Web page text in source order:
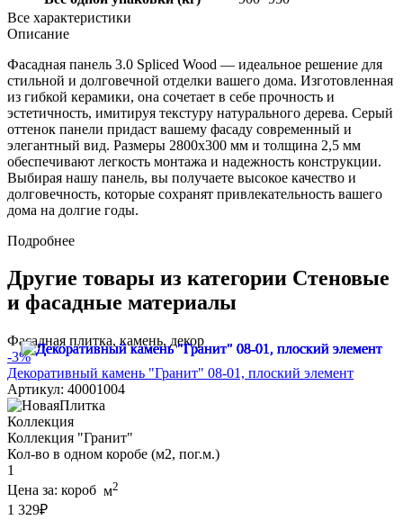
Все характеристики
Описание
Фасадная панель 3.0 Spliced Wood — идеальное решение для
стильной и долговечной отделки вашего дома. Изготовленная
из гибкой керамики, она сочетает в себе прочность и
эстетичность, имитируя текстуру натурального дерева. Серый
оттенок панели придаст вашему фасаду современный и
элегантный вид. Размеры 2800x300 мм и толщина 2,5 мм
обеспечивают легкость монтажа и надежность конструкции.
Выбирая нашу панель, вы получаете высокое качество и
долговечность, которые сохранят привлекательность вашего
дома на долгие годы.
Подробнее
Другие товары из категории Стеновые
и фасадные материалы
Фасадная плитка, камень, декор
-3%
Декоративный камень "Гранит" 08-01, плоский элемент
Артикул: 40001004
Коллекция
Коллекция "Гранит"
Кол-во в одном коробе (м2, пог.м.)
1
Цена за: короб м2
1 329₽